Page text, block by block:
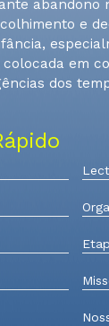
abandono
e
em
dos